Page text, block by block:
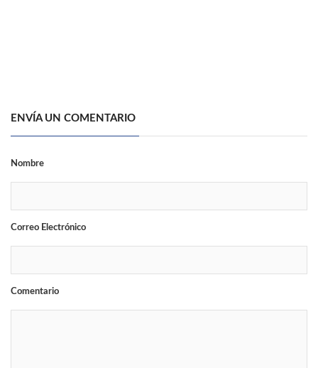
ENVÍA UN COMENTARIO
Nombre
Correo Electrónico
Comentario